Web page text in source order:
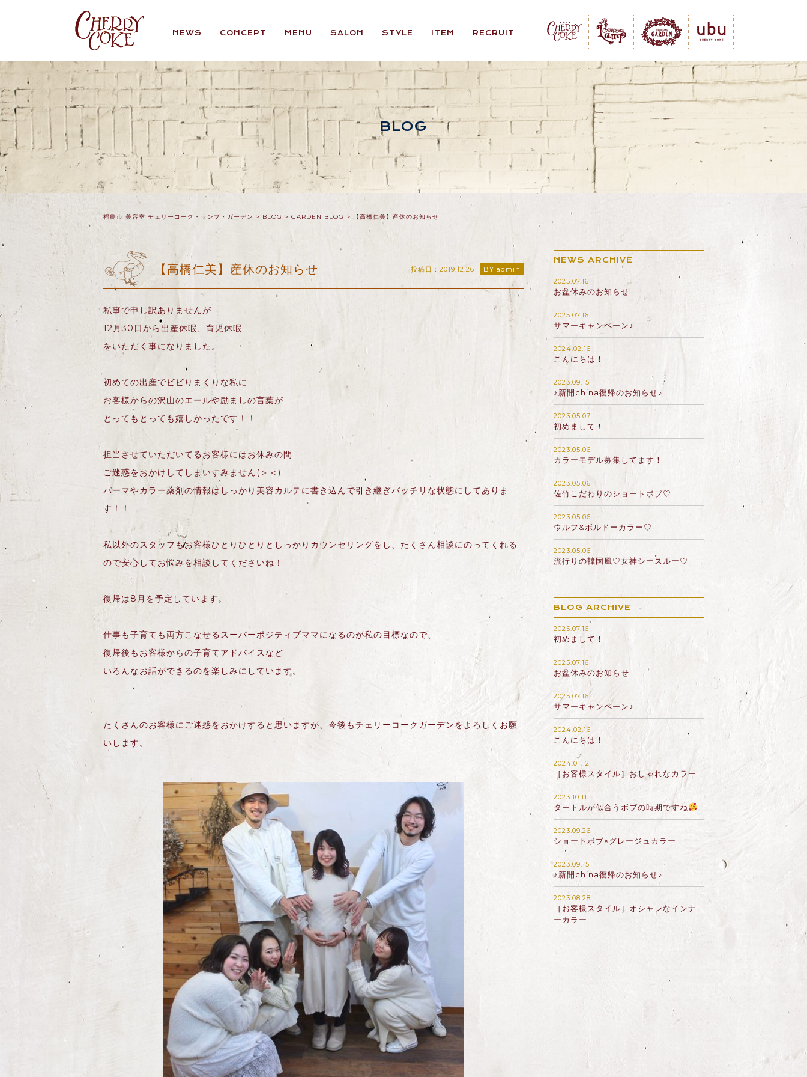
NEWS CONCEPT MENU SALON STYLE ITEM RECRUIT
BLOG
福島市 美容室 チェリーコーク・ランプ・ガーデン > BLOG > GARDEN BLOG > 【高橋仁美】産休のお知らせ
【高橋仁美】産休のお知らせ 投稿日：2019.12.26 BY admin
私事で申し訳ありませんが
12月30 日から出産休暇、育児休暇
をいただく事になりました。
初めての出産でビビりまくりな私に
お客様からの沢山のエールや励ましの言葉が
とってもとっても嬉しかったです！！
担当させていただいてるお客様にはお休みの間
ご迷惑をおかけしてしまいすみません ( ＞＜ )
パーマやカラー薬剤の情報はしっかり美容カルテに書き込んで引き継ぎバッチリな状態にしてありま
す！！
私以外のスタッフもお客様ひとりひとりとしっかりカウンセリングをし、たくさん相談にのってくれる
ので安心してお悩みを相談してくださいね！
復帰は8 月を予定しています。
仕事も子育ても両方こなせるスーパーポジティブママになるのが私の目標なので、
復帰後もお客様からの子育てアドバイスなど
いろんなお話ができるのを楽しみにしています。
たくさんのお客様にご迷惑をおかけすると思いますが、今後もチェリーコークガーデンをよろしくお願
いします。
NEWS ARCHIVE
2025.07.16
お盆休みのお知らせ
2025.07.16
サマーキャンペーン♪
2024.02.16
こんにちは！
2023.09.15
♪新開china復帰のお知らせ♪
2023.05.07
初めまして！
2023.05.06
カラーモデル募集してます！
2023.05.06
佐竹こだわりのショートボブ♡
2023.05.06
ウルフ&ボルドーカラー♡
2023.05.06
流行りの韓国風♡女神シースルー♡
BLOG ARCHIVE
2025.07.16
初めまして！
2025.07.16
お盆休みのお知らせ
2025.07.16
サマーキャンペーン♪
2024.02.16
こんにちは！
2024.01.12
［お客様スタイル］おしゃれなカラー
2023.10.11
タートルが似合うボブの時期ですね
2023.09.26
ショートボブ×グレージュカラー
2023.09.15
♪新開china復帰のお知らせ♪
2023.08.28
［お客様スタイル］オシャレなインナ
ーカラー